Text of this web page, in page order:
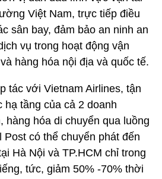
Việt Nam, trực tiếp điều
sân bay, đảm bảo an ninh an
vụ trong hoạt động vận
hàng hóa nội địa và quốc tế.
tác với Vietnam Airlines, tận
hạ tầng của cả 2 doanh
hàng hóa di chuyển qua luồng
Post có thể chuyển phát đến
Hà Nội và TP.HCM chỉ trong
tức, giảm 50% -70% thời